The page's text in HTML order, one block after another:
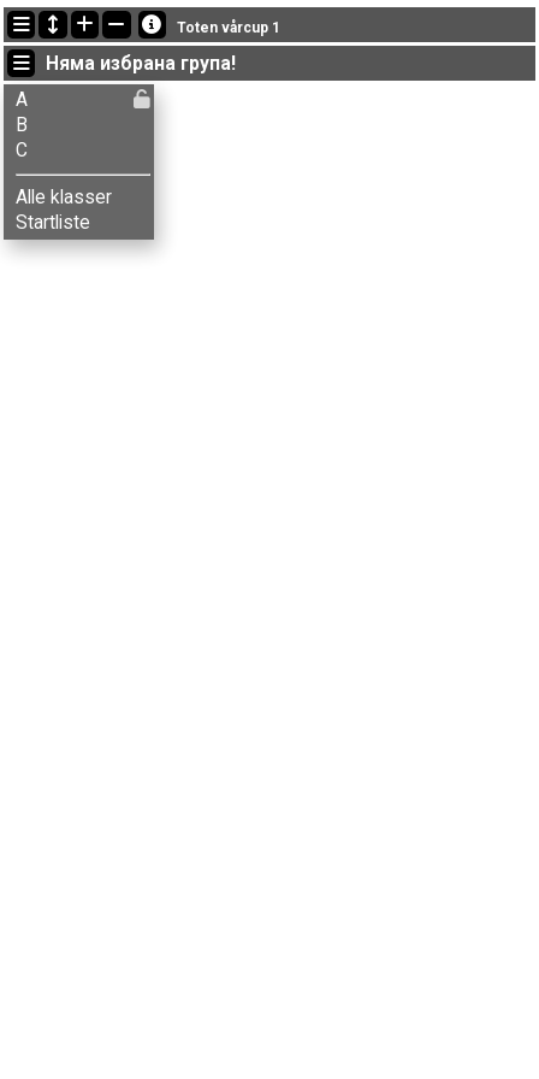
Последно обновени
19:06:53: Eldrid H. Aas (A) финиширал с време 45:46 (20)
19:00:23: Oda M. Furunes (A) финиширал с време 39:50 (16)
18:59:38: Solveig E. Amundsen (A) финиширал с време 36:55 (14)
Toten vårcup 1
Няма избрана група!
A
B
C
Alle klasser
Startliste